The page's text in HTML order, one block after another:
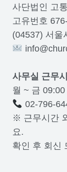
사단법인 고
고유번호
(04537) 서울
사무실 근무
월 ~ 금
02-796-
※ 근무시간
요.
확인 후 회신